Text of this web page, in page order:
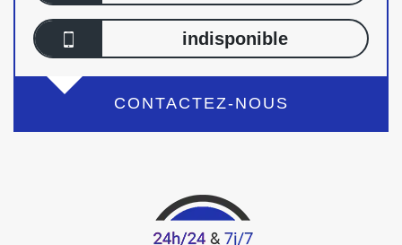
indisponible
CONTACTEZ-NOUS